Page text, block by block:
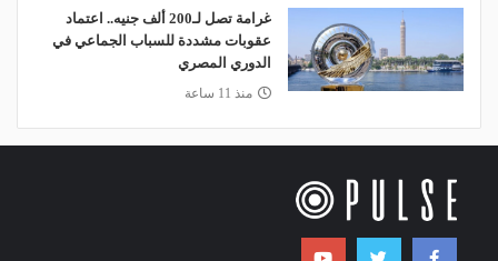
غرامة تصل لـ200 ألف جنيه.. اعتماد
عقوبات مشددة للسباب الجماعي في
الدوري المصري
منذ 11 ساعة